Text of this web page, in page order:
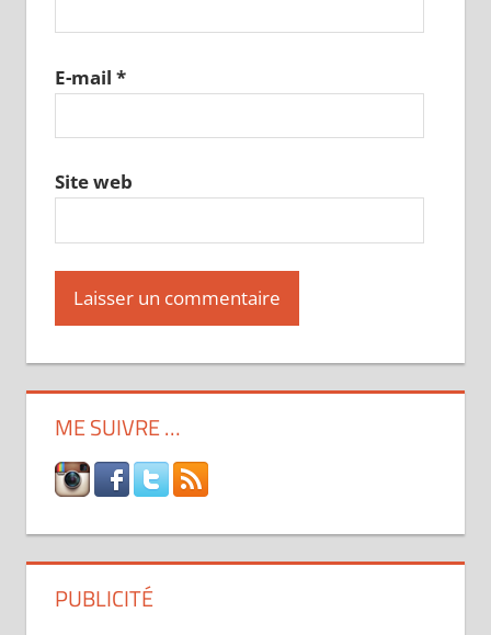
E-mail *
Site web
ME SUIVRE …
PUBLICITÉ